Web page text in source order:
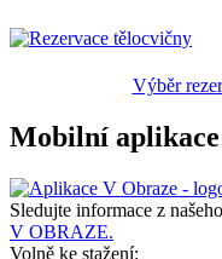
Výběr
Mobilní aplikace
Sledujte informace z
V OBRAZE.
Volně ke stažení: